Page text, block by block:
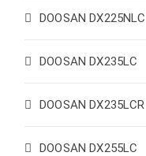
DOOSAN DX225NLC
DOOSAN DX235LC
DOOSAN DX235LCR
DOOSAN DX255LC